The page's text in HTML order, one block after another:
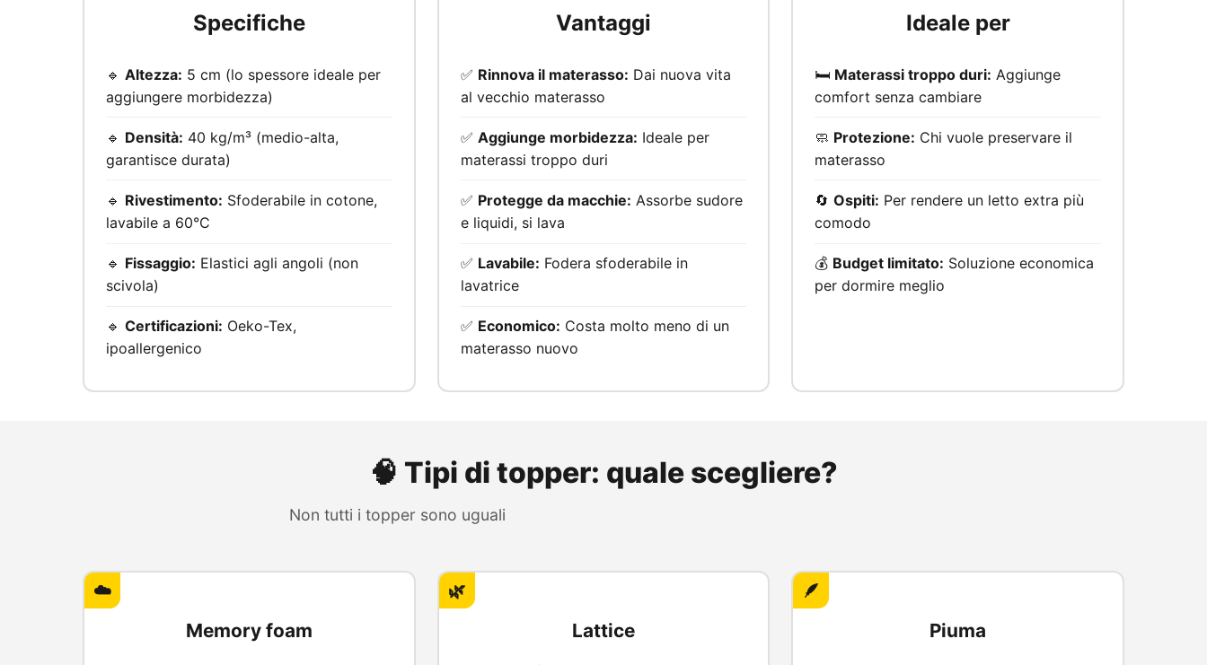
Specifiche
🔹 Altezza: 5 cm (lo spessore ideale per
aggiungere morbidezza)
🔹 Densità: 40 kg/m³ (medio-alta,
garantisce durata)
🔹 Rivestimento: Sfoderabile in cotone,
lavabile a 60°C
🔹 Fissaggio: Elastici agli angoli (non
scivola)
🔹 Certificazioni: Oeko-Tex,
ipoallergenico
Vantaggi
✅ Rinnova il materasso: Dai nuova vita
al vecchio materasso
✅ Aggiunge morbidezza: Ideale per
materassi troppo duri
✅ Protegge da macchie: Assorbe sudore
e liquidi, si lava
✅ Lavabile: Fodera sfoderabile in
lavatrice
✅ Economico: Costa molto meno di un
materasso nuovo
Ideale per
🛏️ Materassi troppo duri: Aggiunge
comfort senza cambiare
🧼 Protezione: Chi vuole preservare il
materasso
🔄Ospiti: Per rendere un letto extra più
comodo
💰 Budget limitato: Soluzione economica
per dormire meglio
🧠 Tipi di topper: quale scegliere?
Non tutti i topper sono uguali
☁️
Memory foam
🌿
Lattice
🪶
Piuma